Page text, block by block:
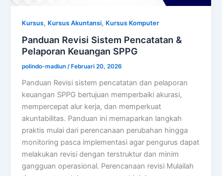
Kursus, Kursus Akuntansi, Kursus Komputer
Panduan Revisi Sistem Pencatatan &
Pelaporan Keuangan SPPG
polindo-madiun/ Februari 20, 2026
Panduan Revisi sistem pencatatan dan pelaporan
keuangan SPPG bertujuan memperbaiki akurasi,
mempercepat alur kerja, dan memperkuat
akuntabilitas. Panduan ini memaparkan langkah
praktis mulai dari perencanaan perubahan hingga
monitoring pasca implementasi agar pengurus dapat
melakukan revisi dengan terstruktur dan minim
gangguan operasional. Perencanaan revisi Mulailah